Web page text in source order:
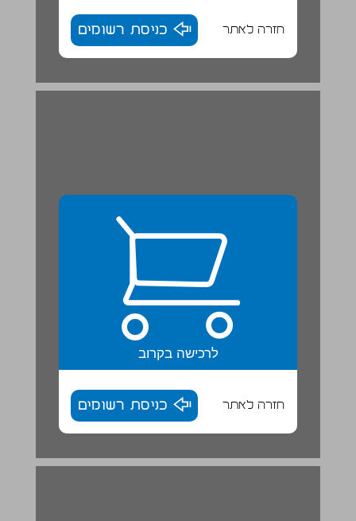
חזרה לאתר כניסת רשומים
לרכישה בקרוב
חזרה לאתר כניסת רשומים